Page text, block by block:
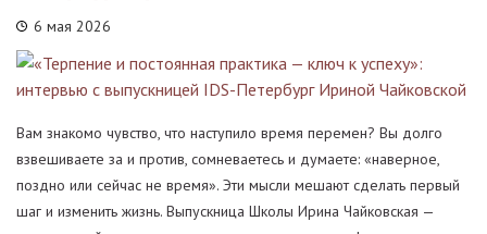
6 мая 2026
Вам знакомо чувство, что наступило время перемен? Вы долго
взвешиваете за и против, сомневаетесь и думаете: «наверное,
поздно или сейчас не время». Эти мысли мешают сделать первый
шаг и изменить жизнь. Выпускница Школы Ирина Чайковская —